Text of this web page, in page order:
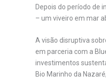
Depois do período de
– um viveiro em mar
A visão disruptiva
em parceria com a
investimentos
Bio Marinho da